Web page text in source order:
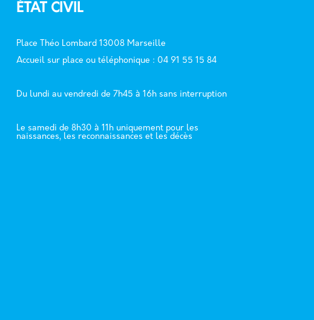
ÉTAT CIVIL
Place Théo Lombard 13008 Marseille
Accueil sur place ou téléphonique : 04 91 55 15 84
Du lundi au vendredi de 7h45 à 16h sans interruption
Le samedi de 8h30 à 11h uniquement pour les
naissances, les reconnaissances et les décès